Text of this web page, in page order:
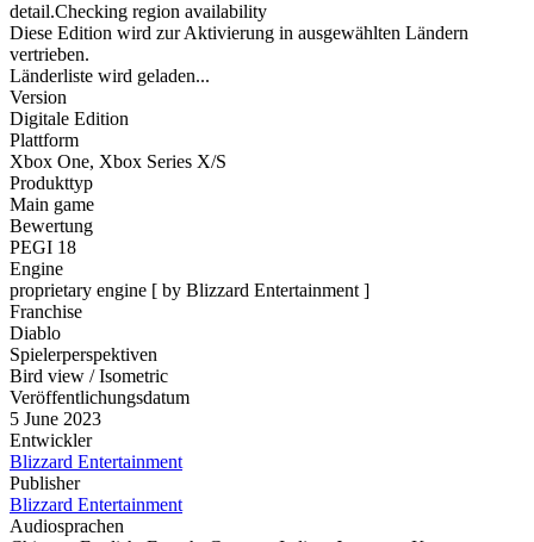
detail.Checking region availability
Diese Edition wird zur Aktivierung in ausgewählten Ländern
vertrieben.
Länderliste wird geladen...
Version
Digitale Edition
Plattform
Xbox One, Xbox Series X/S
Produkttyp
Main game
Bewertung
PEGI 18
Engine
proprietary engine [ by Blizzard Entertainment ]
Franchise
Diablo
Spielerperspektiven
Bird view / Isometric
Veröffentlichungsdatum
5 June 2023
Entwickler
Blizzard Entertainment
Publisher
Blizzard Entertainment
Audiosprachen